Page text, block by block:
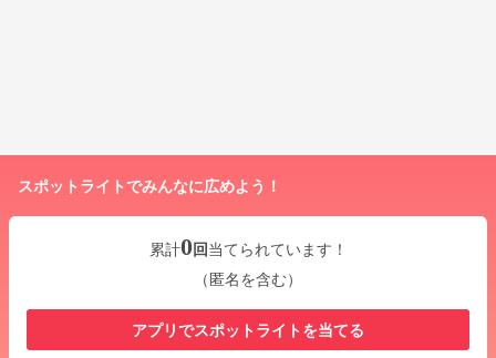
スポットライトでみんなに広めよう！
累計0回当てられています！
（匿名を含む）
アプリでスポットライトを当てる